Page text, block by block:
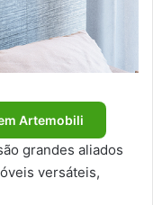
Artemobili
grandes aliados
versáteis,